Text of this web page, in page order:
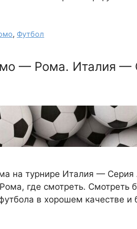
, Футбол
— Рома. Италия —
на турнире Италия —
где смотреть.
в хорошем качестве